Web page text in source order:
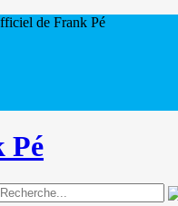
de Frank Pé
Pé